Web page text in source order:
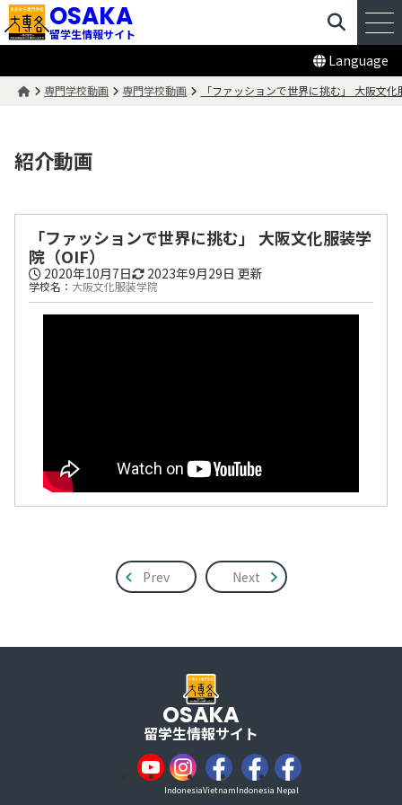
OSAKA
留学生情報サイト
Language
専門学校動画 専門学校動画 「ファッションで世界に挑む」 大阪文
紹介動画
「ファッションで世界に挑む」 大阪文化服装学
院（OIF）
2020年10月7日 2023年9月29日 更新
学校名： 大阪文化服装学院
Prev Next
OSAKA
留学生情報サイト
IndonesiaVietnamIndonesia Nepal